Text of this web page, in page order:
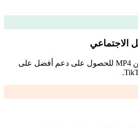
الاجتماعي
قم بتحميل WEBM بدلاً من MP4 للحصول على دعم أفضل على